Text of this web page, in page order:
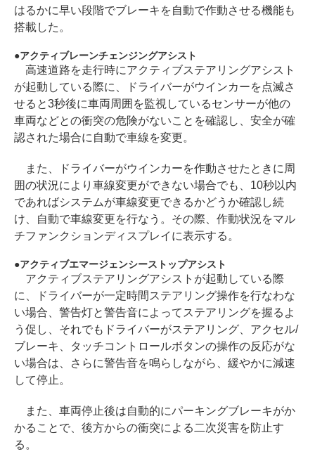
はるかに早い段階でブレーキを自動で作動させる機能も
搭載した。
アクティブレーンチェンジングアシスト
高速道路を走行時にアクティブステアリングアシスト
が起動している際に、ドライバーがウインカーを点滅さ
せると3秒後に車両周囲を監視しているセンサーが他の
車両などとの衝突の危険がないことを確認し、安全が確
認された場合に自動で車線を変更。
また、ドライバーがウインカーを作動させたときに周
囲の状況により車線変更ができない場合でも、10秒以内
であればシステムが車線変更できるかどうか確認し続
け、自動で車線変更を行なう。その際、作動状況をマル
チファンクションディスプレイに表示する。
アクティブエマージェンシーストップアシスト
アクティブステアリングアシストが起動している際
に、ドライバーが一定時間ステアリング操作を行なわな
い場合、警告灯と警告音によってステアリングを握るよ
う促し、それでもドライバーがステアリング、アクセル/
ブレーキ、タッチコントロールボタンの操作の反応がな
い場合は、さらに警告音を鳴らしながら、緩やかに減速
して停止。
また、車両停止後は自動的にパーキングブレーキがか
かることで、後方からの衝突による二次災害を防止す
る。